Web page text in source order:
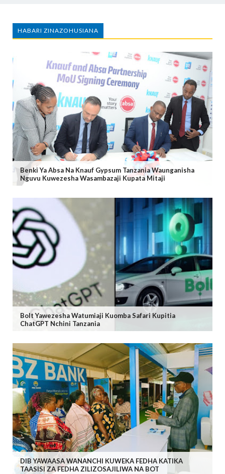
HABARI ZINAZOHUSIANA
Benki Ya Absa Na Knauf Gypsum Tanzania Waunganisha
Nguvu Kuwezesha Wasambazaji Kupata Mitaji
Bolt Yawezesha Watumiaji Kuomba Safari Kupitia
ChatGPT Nchini Tanzania
DIB YAWAASA WANANCHI KUWEKA FEDHA KATIKA
TAASISI ZA FEDHA ZILIZOSAJILIWA NA BOT